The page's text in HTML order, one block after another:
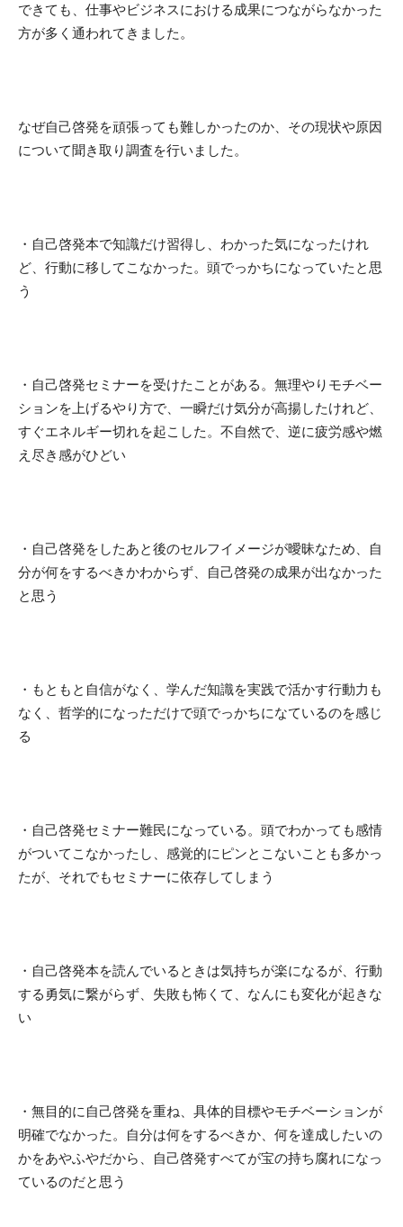
できても、仕事やビジネスにおける成果につながらなかった
方が多く通われてきました。
なぜ自己啓発を頑張っても難しかったのか、その現状や原因
について聞き取り調査を行いました。
・自己啓発本で知識だけ習得し、わかった気になったけれ
ど、行動に移してこなかった。頭でっかちになっていたと思
う
・自己啓発セミナーを受けたことがある。 無理やりモチベー
ションを上げるやり方で、一瞬だけ気分が高揚したけれど、
すぐエネルギー切れを起こした。不自然で、逆に疲労感や燃
え尽き感がひどい
・自己啓発をしたあと後のセルフイメージが曖昧なため、自
分が何をするべきかわからず、自己啓発の成果が出なかった
と思う
・もともと 自信がなく、学んだ知識を実践で活かす行動力も
なく 、哲学的になっただけで頭でっかちになているのを感じ
る
・自己啓発セミナー難民になっている。 頭でわかっても感情
がついてこなかったし、感覚的にピンとこないことも多かっ
たが、それでもセミナーに依存してしまう
・ 自己啓発本を読んでいるときは気持ちが楽になるが、行動
する勇気に繋がらず、失敗も怖くて、なんにも変化が起きな
い
・無目的に自己啓発を重ね、具体的目標やモチベーションが
明確でなかった。
自分は何をするべきか、何を達成したいの
かをあやふやだから、自己啓発すべてが宝の持ち腐れになっ
ているのだと思う